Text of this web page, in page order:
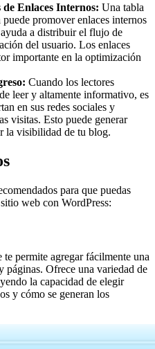
Enlaces Internos: Una tabla
promover enlaces internos
a distribuir el flujo de
del usuario. Los enlaces
importante en la optimización
Cuando los lectores
leer y altamente informativo, es
en sus redes sociales y
visitas. Esto puede generar
la visibilidad de tu blog.
para que puedas
web con WordPress:
permite agregar fácilmente una
páginas. Ofrece una variedad de
la capacidad de elegir
y cómo se generan los